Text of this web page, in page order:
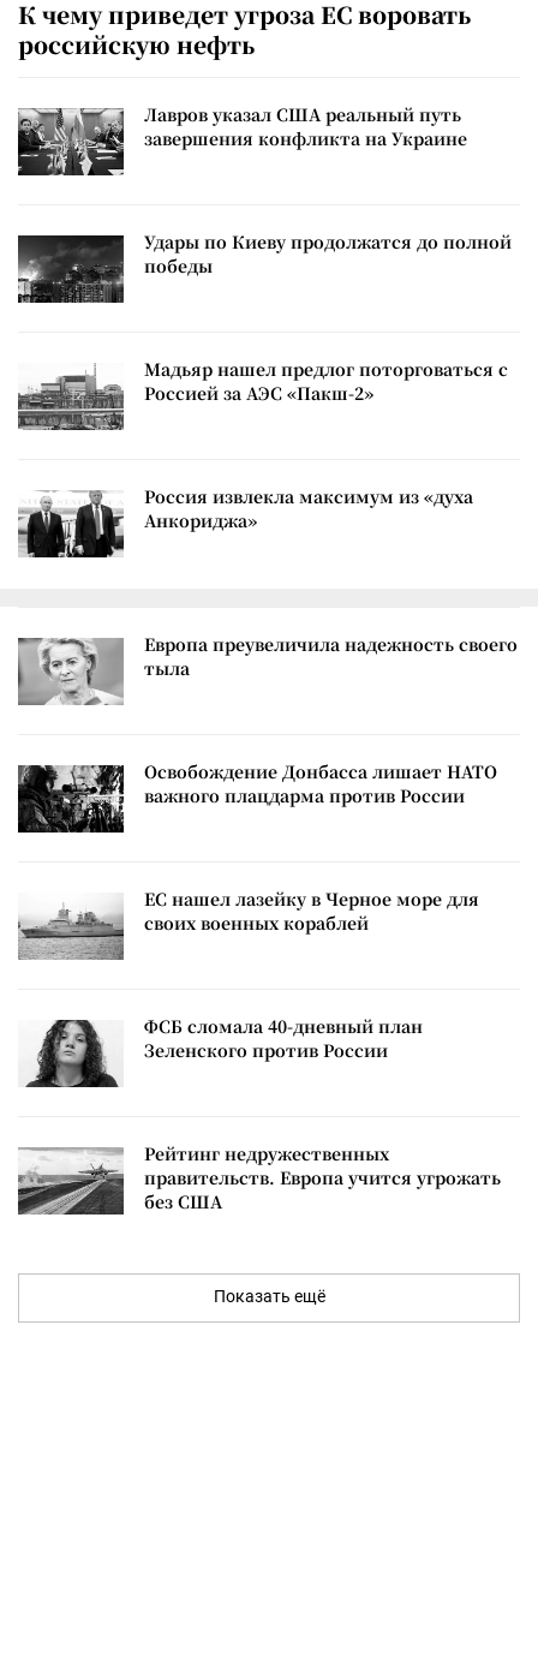
К чему приведет угроза ЕС воровать
российскую нефть
Лавров указал США реальный путь
завершения конфликта на Украине
Удары по Киеву продолжатся до полной
победы
Мадьяр нашел предлог поторговаться с
Россией за АЭС «Пакш-2»
Россия извлекла максимум из «духа
Анкориджа»
Европа преувеличила надежность своего
тыла
Освобождение Донбасса лишает НАТО
важного плацдарма против России
ЕС нашел лазейку в Черное море для
своих военных кораблей
ФСБ сломала 40-дневный план
Зеленского против России
Рейтинг недружественных
правительств. Европа учится угрожать
без США
Показать ещё